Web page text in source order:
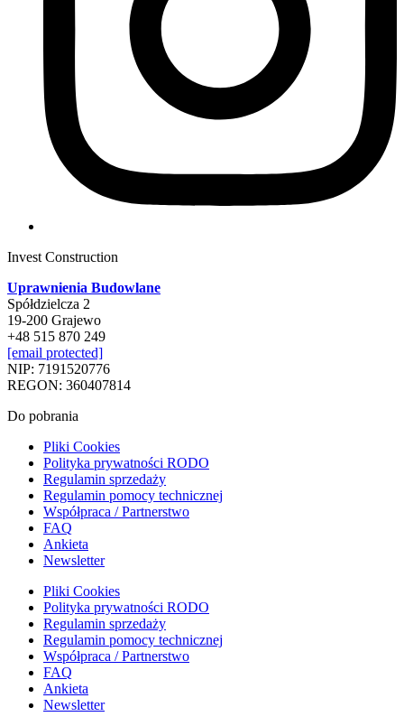
Invest Construction
Uprawnienia Budowlane
Spółdzielcza 2
19-200 Grajewo
+48 515 870 249
[email protected]
NIP: 7191520776
REGON: 360407814
Do pobrania
Pliki Cookies
Polityka prywatności RODO
Regulamin sprzedaży
Regulamin pomocy technicznej
Współpraca / Partnerstwo
FAQ
Ankieta
Newsletter
Pliki Cookies
Polityka prywatności RODO
Regulamin sprzedaży
Regulamin pomocy technicznej
Współpraca / Partnerstwo
FAQ
Ankieta
Newsletter